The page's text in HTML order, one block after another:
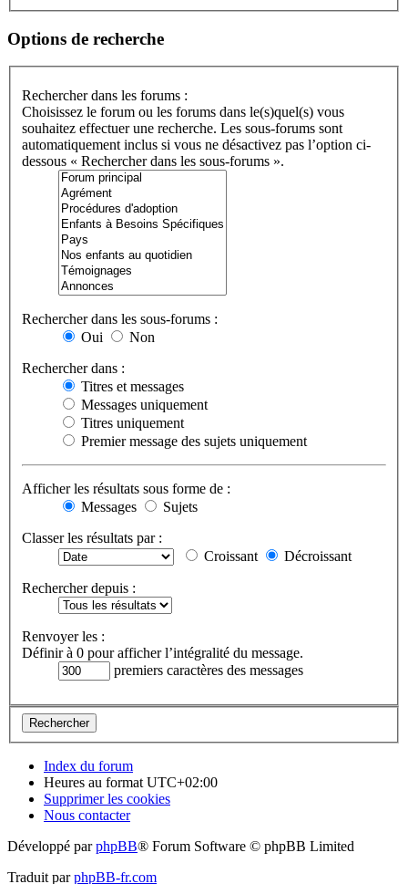
Options de recherche
Rechercher dans les forums :
Choisissez le forum ou les forums dans le(s)quel(s) vous
souhaitez effectuer une recherche. Les sous-forums sont
automatiquement inclus si vous ne désactivez pas l’option ci-
dessous « Rechercher dans les sous-forums ».
Rechercher dans les sous-forums :
Oui
Non
Rechercher dans :
Titres et messages
Messages uniquement
Titres uniquement
Premier message des sujets uniquement
Afficher les résultats sous forme de :
Messages
Sujets
Classer les résultats par :
Croissant
Décroissant
Rechercher depuis :
Renvoyer les :
Définir à 0 pour afficher l’intégralité du message.
premiers caractères des messages
Index du forum
Heures au format UTC+02:00
Supprimer les cookies
Nous contacter
Développé parphpBB® Forum Software © phpBB Limited
Traduit parphpBB-fr.com